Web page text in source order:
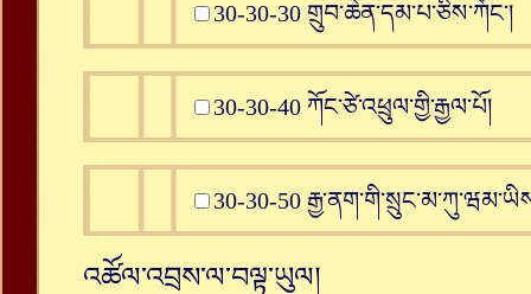
30-30-30 གྲུབ་ཆེན་དམ་པ་ཅིས་ཀོང༌།
30-30-40 ཀོང་ཙེ་འཕྲུལ་གྱི་རྒྱལ་པོ།
30-30-50
འཚོལ་འབྲས་ལ་བལྟ་ཡུལ།